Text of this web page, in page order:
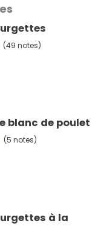
(49 notes)
blanc de poulet
(5 notes)
à la